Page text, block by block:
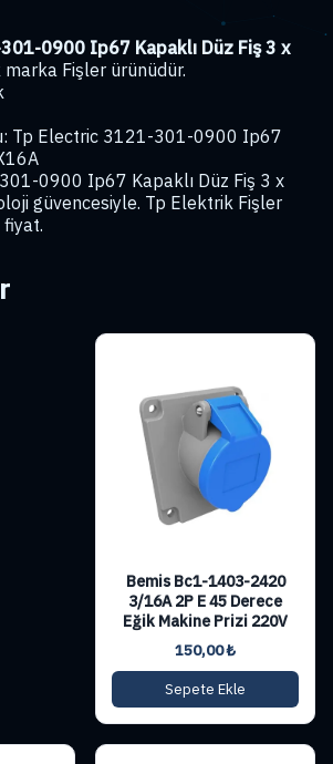
0900 Ip67 Kapaklı Düz Fiş 3 x
Fişler ürünüdür.
Tp Electric 3121-301-0900 Ip67
0900 Ip67 Kapaklı Düz Fiş 3 x
güvencesiyle. Tp Elektrik Fişler
fiyat.
Bemis Bc1-1403-2420
3/16A 2P E 45 Derece
Eğik Makine Prizi 220V
150,00₺
Sepete Ekle